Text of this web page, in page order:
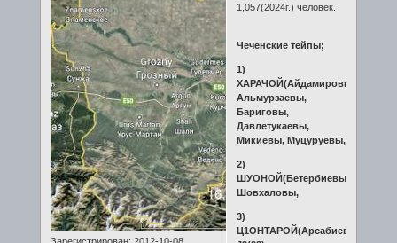
Зарегистрирован: 2012-10-08
1,057(2024г.) человек.
Чеченские тейпы;
1)
ХАРАЧОЙ(Айдамировы,
Альмурзаевы,
Бариговы,
Давлетукаевы,
Микиевы, Муцуруевы,
2)
ШУОНОЙ(Бетербиевы,
Шовхаловы,
3)
Ц1ОНТАРОЙ(Арсабиевы-